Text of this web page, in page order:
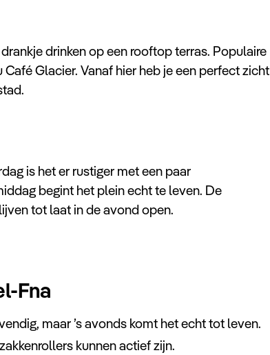
drinken op een rooftop terras. Populaire
Glacier. Vanaf hier heb je een perfect zicht
is het er rustiger met een paar
begint het plein echt te leven. De
tot laat in de avond open.
Fna
maar ’s avonds komt het echt tot leven.
kunnen actief zijn.